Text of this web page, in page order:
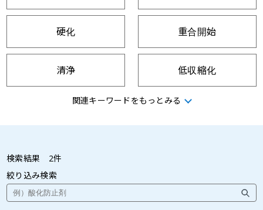
硬化 重合開始
清浄 低収縮化
耐油性 密着性
関連キーワードをもっとみる
検索結果 2件
絞り込み検索